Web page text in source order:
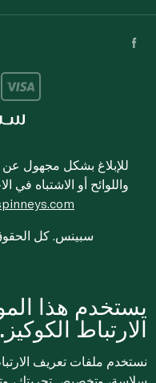
للإبلاغ بشكل مجهول عن
واللوائح أو الاشتباه في
© 2020-2026 سبينس. كل
يستخدم هذا
الارتباط
نستخدم ملفات تعريف